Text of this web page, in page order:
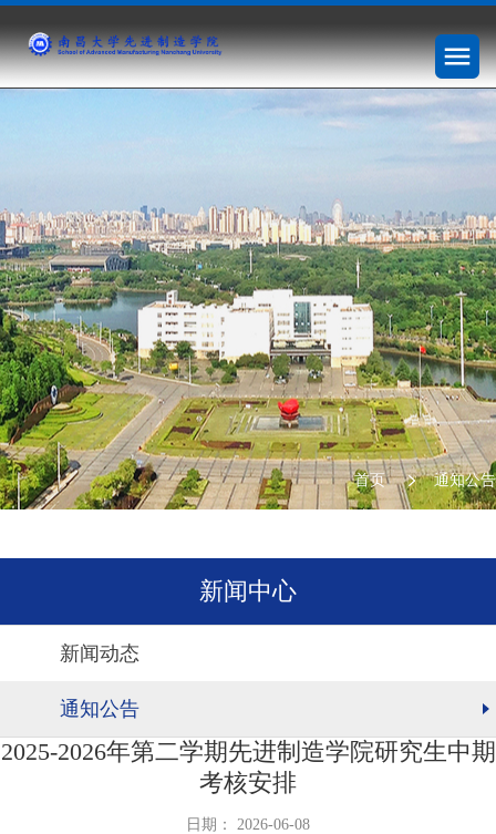
首页 通知公告
新闻中心
新闻动态
通知公告
2025-2026年第二学期先进制造学院研究生中期
考核安排
日期： 2026-06-08